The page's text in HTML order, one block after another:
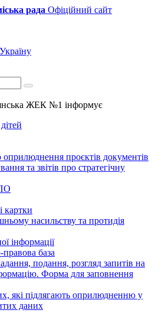
рада Офіційний сайт
ЖЕК №1 інформує
проєктів документів
та звітів про стратегічну
картки
насильству та протидія
інформації
база
подання, розгляд запитів на
Форма для заповнення
які підлягають оприлюдненню у
даних